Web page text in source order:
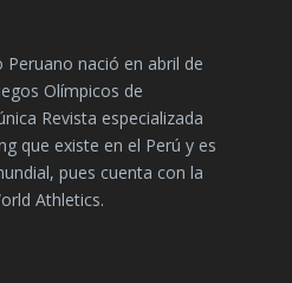
Peruano nació en abril de
Olímpicos de
Revista especializada
que existe en el Perú y es
pues cuenta con la
Athletics.